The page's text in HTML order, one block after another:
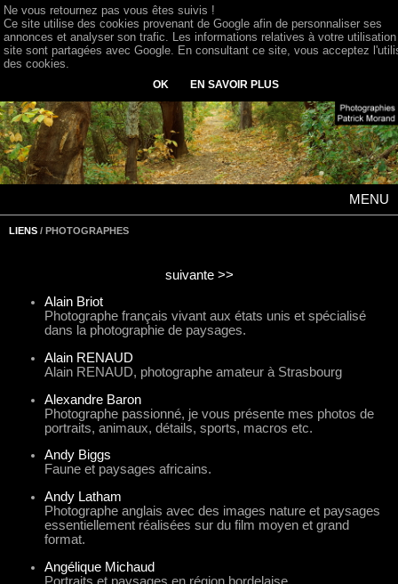
MENU
LIENS / PHOTOGRAPHES
suivante >>
Alain Briot
Photographe français vivant aux états unis et spécialisé
dans la photographie de paysages.
Alain RENAUD
Alain RENAUD, photographe amateur à Strasbourg
Alexandre Baron
Photographe passionné, je vous présente mes photos de
portraits, animaux, détails, sports, macros etc.
Andy Biggs
Faune et paysages africains.
Andy Latham
Photographe anglais avec des images nature et paysages
essentiellement réalisées sur du film moyen et grand
format.
Angélique Michaud
Portraits et paysages en région bordelaise.
Ne vous retournez pas vous êtes suivis !
Ce site utilise des cookies provenant de Google afin de personnaliser ses
annonces et analyser son trafic. Les informations relatives à votre
site sont partagées avec Google. En consultant ce site, vous acceptez
des cookies.
OK EN SAVOIR PLUS